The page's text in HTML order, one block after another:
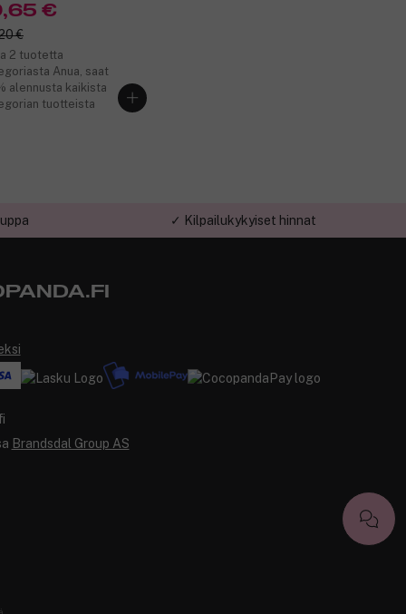
€
€
2 tuotetta
Anua, saat
alennusta kaikista
tuotteista
✓ Kilpailukykyiset hinnat
Brandsdal Group AS